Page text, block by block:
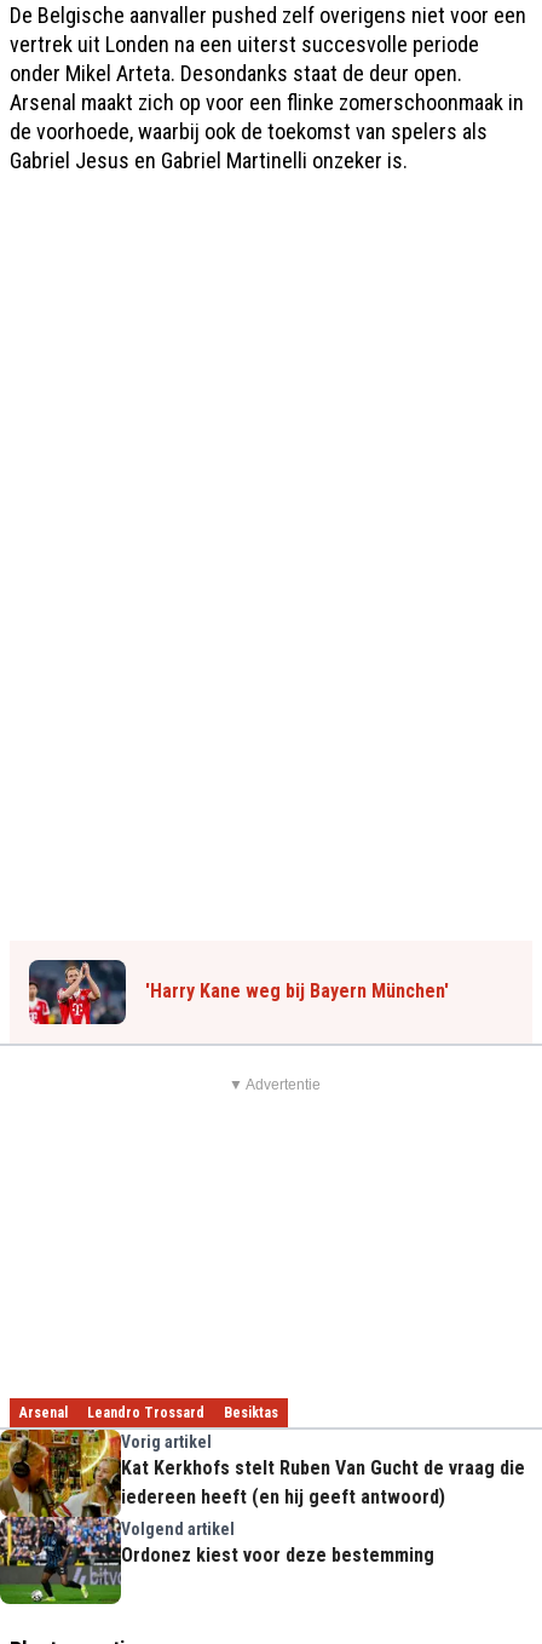
De Belgische aanvaller pushed zelf overigens niet voor een
vertrek uit Londen na een uiterst succesvolle periode
onder Mikel Arteta. Desondanks staat de deur open.
Arsenal maakt zich op voor een flinke zomerschoonmaak in
de voorhoede, waarbij ook de toekomst van spelers als
Gabriel Jesus en Gabriel Martinelli onzeker is.
'Harry Kane weg bij Bayern München'
▼ Advertentie
Arsenal Leandro Trossard Besiktas
Vorig artikel
Kat Kerkhofs stelt Ruben Van Gucht de vraag die
iedereen heeft (en hij geeft antwoord)
Volgend artikel
Ordonez kiest voor deze bestemming